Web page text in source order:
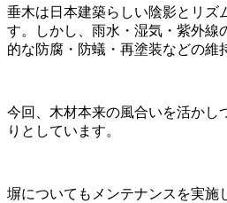
垂木は日本建築らしい陰影とリズ
す。しかし、雨水・湿気・紫外線
的な防腐・防蟻・再塗装などの維
今回、木材本来の風合いを活かし
りとしています。
塀についてもメンテナンスを実施